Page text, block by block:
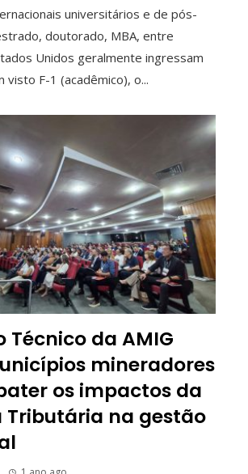
universitários e de pós-
doutorado, MBA, entre
Unidos geralmente ingressam
visto F-1 (acadêmico), o...
Técnico da AMIG
mineradores
os impactos da
Tributária na gestão